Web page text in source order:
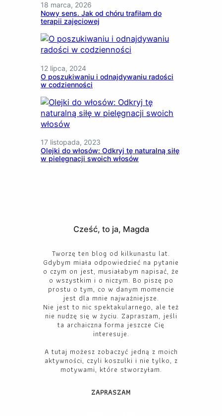
18 marca, 2026
Nowy sens. Jak od chóru trafiłam do
terapii zajęciowej
12 lipca, 2024
O poszukiwaniu i odnajdywaniu radości
w codzienności
17 listopada, 2023
Olejki do włosów: Odkryj tę naturalną siłę
w pielęgnacji swoich włosów
Cześć, to ja, Magda
Tworzę ten blog od kilkunastu lat.
Gdybym miała odpowiedzieć na pytanie
o czym on jest, musiałabym napisać, że
o wszystkim i o niczym. Bo piszę po
prostu o tym, co w danym momencie
jest dla mnie najważniejsze.
Nie jest to nic spektakularnego, ale też
nie nudzę się w życiu. Zapraszam, jeśli
ta archaiczna forma jeszcze Cię
interesuje.
A tutaj możesz zobaczyć jedną z moich
aktywności, czyli koszulki i nie tylko, z
motywami, które stworzyłam.
ZAPRASZAM